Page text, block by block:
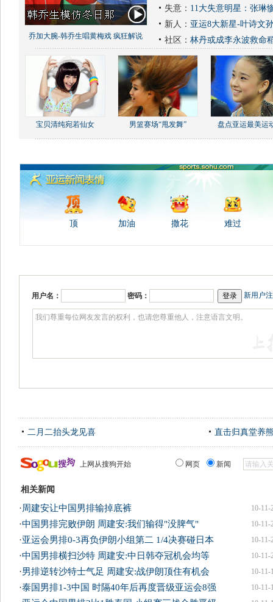
乔加大腕-韩乔生唱黄梅戏 疯狂解说
失意： 11大失意明星：张琳
新人： 亚运8大新星-叶诗文
社区： 林丹或成李永波救命
宝贝清纯宛若仙女 男篮赛场“甩发舞” 盘点亚运最美运
顶 加油 撒花 难过
用户名： 密码： 新用户
二月二抬头龙见喜 直击归真堂养
上网从搜狗开始 网页 新闻
相关新闻
10-11-
·周建安让中国男排输掉底裤
10-11-
·中国男排完败伊朗 周建安:我们输得"没脾气"
10-11-
·亚运会男排0-3再负伊朗小组第二 1/4决赛碰日本
10-11-
·中国男排横扫沙特 周建安:中日韩夺冠机会均等
10-11-
·男排逆转沙特士气足 周建安:战伊朗顶住有机会
10-11-
·泰国男排1-3中国 时隔40年后再度晋级亚运会8强